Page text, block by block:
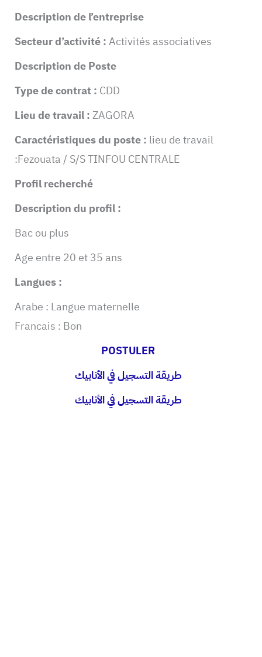
Description de l’entreprise
Secteur d’activité :Activités associatives
Description de Poste
Type de contrat : CDD
Lieu de travail :ZAGORA
Caractéristiques du poste : lieu de travail
:Fezouata / S/S TINFOU CENTRALE
Profil recherché
Description du profil :
Bac ou plus
Age entre 20 et 35 ans
Langues :
Arabe : Langue maternelle
Francais : Bon
POSTULER
طريقة التسجيل في الأنابيك
طريقة التسجيل في الأنابيك